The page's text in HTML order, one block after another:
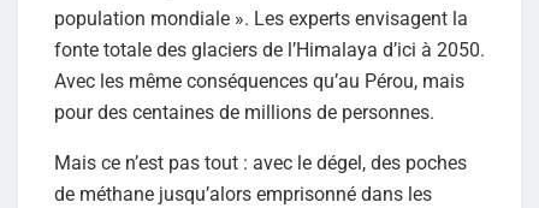
population mondiale ». Les experts envisagent la
fonte totale des glaciers de l’Himalaya d’ici à 2050.
Avec les même conséquences qu’au Pérou, mais
pour des centaines de millions de personnes.
Mais ce n’est pas tout : avec le dégel, des poches
de méthane jusqu’alors emprisonné dans les